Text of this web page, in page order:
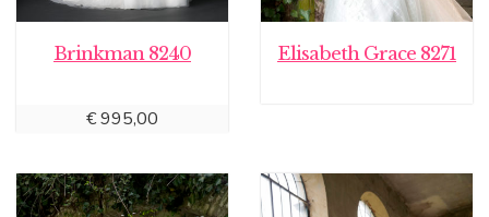
Brinkman 8240
€995,00
Elisabeth Grace 8271